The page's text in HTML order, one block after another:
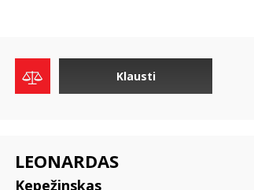
Klausti
LEONARDAS
Kepežinskas